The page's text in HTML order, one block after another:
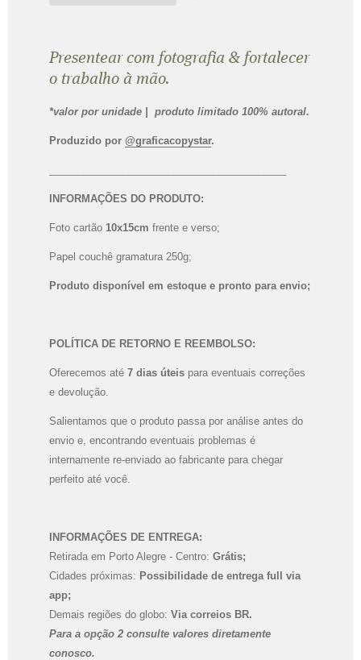
Leveza | Álbum 20x20cm
Inspire | Álbum 30x30cm
Presentear com fotografia & fortalecer
o trabalho à mão.
*valor por unidade | produto limitado 100% autoral.
Produzido por @graficacopystar.
INFORMAÇÕES DO PRODUTO:
Foto cartão 10x15cm frente e verso;
Papel couchê gramatura 250g;
Produto disponível em estoque e pronto para envio;
POLÍTICA DE RETORNO E REEMBOLSO:
Oferecemos até 7 dias úteis para eventuais correções
e devolução.
Salientamos que o produto passa por análise antes do
envio e, encontrando eventuais problemas é
internamente re-enviado ao fabricante para chegar
perfeito até você.
INFORMAÇÕES DE ENTREGA:
Retirada em Porto Alegre - Centro: Grátis;
Cidades próximas: Possibilidade de entrega full via
app;
Demais regiões do globo: Via correios BR.
Para a opção 2 consulte valores diretamente
conosco.